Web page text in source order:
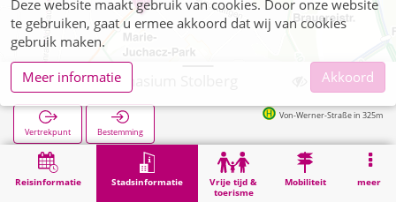
Reisinformatie Stadsinformatie
Vrije tijd &
toerisme
Mobiliteit meer
Goethe Gymnasium Stolberg
Vertrekpunt Bestemming
Von-Werner-Straße in 325m
Stadsinformatie Opleiding Goethe Gymnasium Stolberg
Deze website maakt gebruik van cookies. Door onze website
te gebruiken, gaat u ermee akkoord dat wij van cookies
gebruik maken.
Meer informatie
Akkoord